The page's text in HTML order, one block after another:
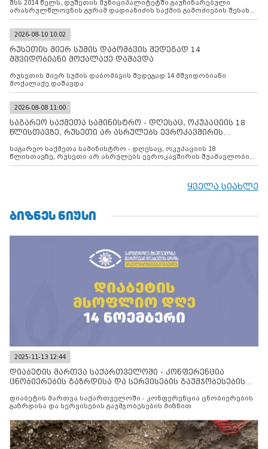
შსს 2014 წელს, დუშეთის მუნიციპალიტეტში გაუჩინარებული
არასრულწლოვნის გურამ დადიანიძის საქმის გამოძიების შესახებ
ინფორმაციას ავრცელებს
2026-08-10 10:02
რუსეთის მიერ სუმის დაბომბვის შედეგად 14
მშვიდობიანი მოქალაქე დაშავდა
რუსეთის მიერ სუმის დაბომბვის შედეგად 14 მშვიდობიანი
მოქალაქე დაშავდა
2026-08-08 11:00
საგარეო საქმეთა სამინისტრო - დღესაც, ოკუპაციის 18
წლისთავზე, რუსეთი არ ასრულებს ევროკავშირის
საგარეო საქმეთა სამინისტრო - დღესაც, ოკუპაციის 18
წლისთავზე, რუსეთი არ ასრულებს ევროკავშირის შუამავლობით
დადებულ 2008 წლის 12 აგვისტოს ცეცხლის შეწყვეტის
მილიტარიზაციის პროცესს და აქტიურად დგამს ნაბიჯებს მათი
ყველა სიახლე
ᲑᲘᲖᲜᲔᲡ ᲜᲘᲣᲡᲘ
2025-11-13 12:44
დიაბეტის მართვა საქართველოში - კონფერენცია
ცნობიერების გაზრდისა და სერვისების გაუმჯობესების
დიაბეტის მართვა საქართველოში - კონფერენცია ცნობიერების
გაზრდისა და სერვისების გაუმჯობესების მიზნით